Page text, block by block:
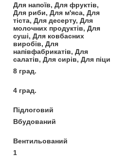
Для напоїв, Для фруктів,
Для риби, Для м'яса, Для
тіста, Для десерту, Для
молочних продуктів, Для
суші, Для ковбасних
виробів, Для
напівфабрикатів, Для
салатів, Для сирів, Для піци
8 град.
4 град.
Підлоговий
Вбудований
Вентильований
1